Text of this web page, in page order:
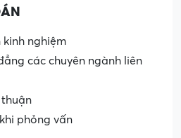
kinh nghiệm
các chuyên ngành liên
phỏng vấn